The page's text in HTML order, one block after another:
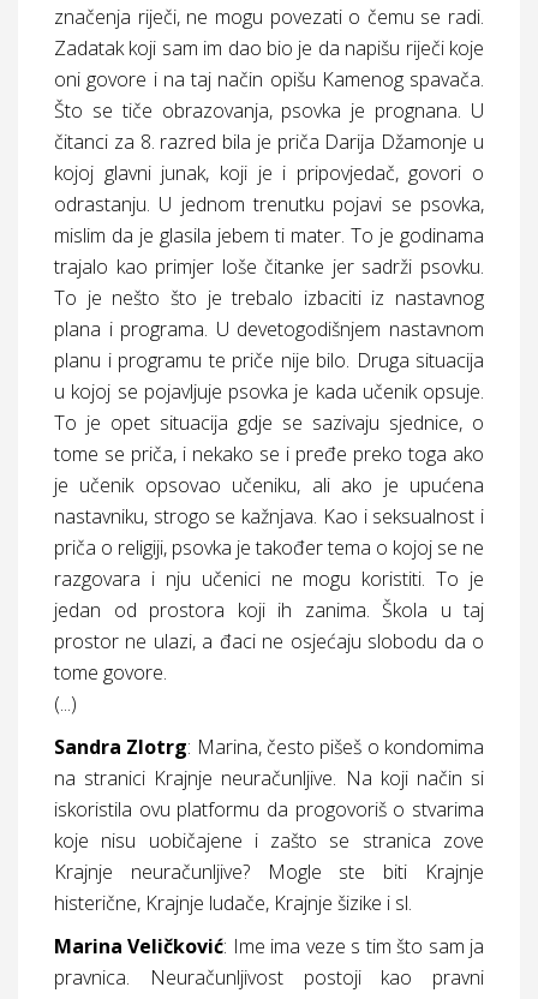
značenja riječi, ne mogu povezati o čemu se radi.
Zadatak koji sam im dao bio je da napišu riječi koje
oni govore i na taj način opišu Kamenog spavača.
Što se tiče obrazovanja, psovka je prognana. U
čitanci za 8. razred bila je priča Darija Džamonje u
kojoj glavni junak, koji je i pripovjedač, govori o
odrastanju. U jednom trenutku pojavi se psovka,
mislim da je glasila jebem ti mater. To je godinama
trajalo kao primjer loše čitanke jer sadrži psovku.
To je nešto što je trebalo izbaciti iz nastavnog
plana i programa. U devetogodišnjem nastavnom
planu i programu te priče nije bilo. Druga situacija
u kojoj se pojavljuje psovka je kada učenik opsuje.
To je opet situacija gdje se sazivaju sjednice, o
tome se priča, i nekako se i pređe preko toga ako
je učenik opsovao učeniku, ali ako je upućena
nastavniku, strogo se kažnjava. Kao i seksualnost i
priča o religiji, psovka je također tema o kojoj se ne
razgovara i nju učenici ne mogu koristiti. To je
jedan od prostora koji ih zanima. Škola u taj
prostor ne ulazi, a đaci ne osjećaju slobodu da o
tome govore.
(...)
Sandra Zlotrg: Marina, često pišeš o kondomima
na stranici Krajnje neuračunljive. Na koji način si
iskoristila ovu platformu da progovoriš o stvarima
koje nisu uobičajene i zašto se stranica zove
Krajnje neuračunljive? Mogle ste biti Krajnje
histerične, Krajnje ludače, Krajnje šizike i sl.
Marina Veličković: Ime ima veze s tim što sam ja
pravnica. Neuračunljivost postoji kao pravni